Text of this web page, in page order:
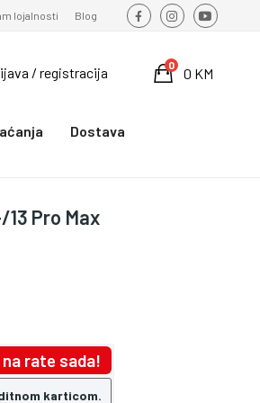
lojalnosti Blog
/ registracija 0 KM
0
Dostava
Pro Max
rate sada!
karticom.